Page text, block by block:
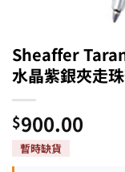
Sheaffer
水晶紫銀夾走
$900.00